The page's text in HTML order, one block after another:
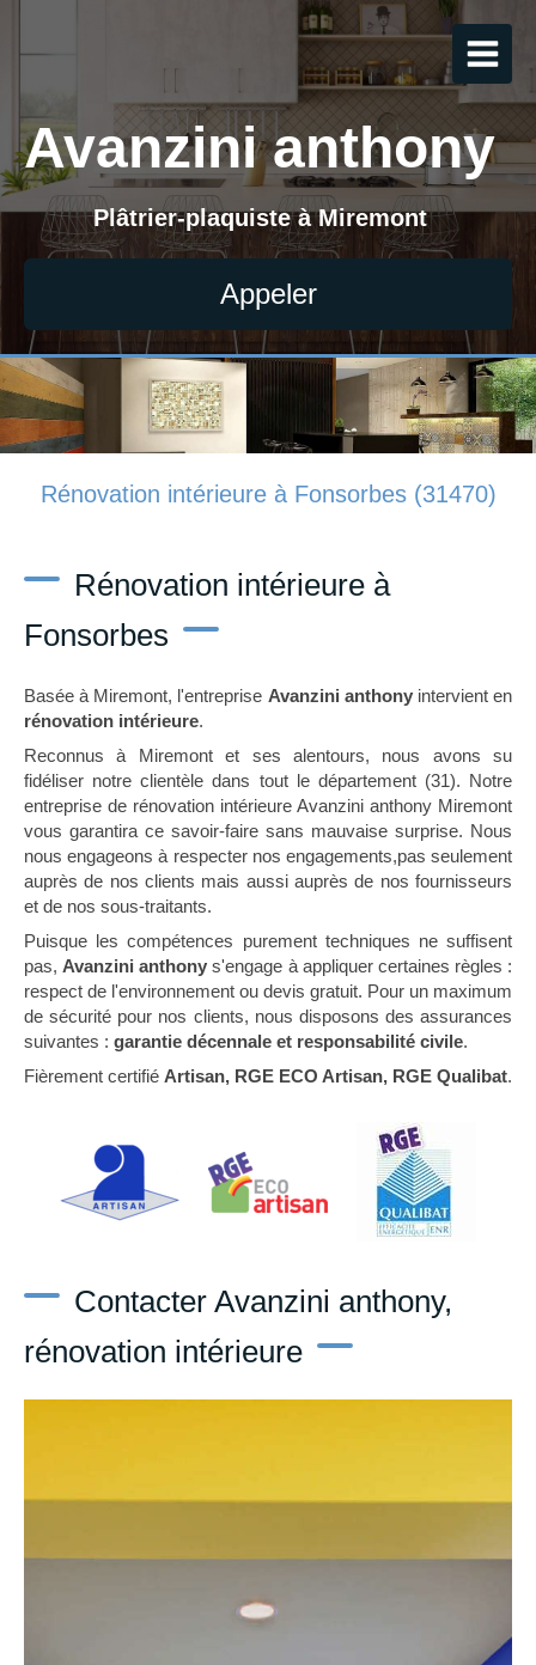
Avanzini anthony
Plâtrier-plaquiste à Miremont
Appeler
Rénovation intérieure à Fonsorbes (31470)
Rénovation intérieure à
Fonsorbes
Basée à Miremont, l'entreprise Avanzini anthonyintervient en
rénovation intérieure.
Reconnus à Miremont et ses alentours, nous avons su
fidéliser notre clientèle dans tout le département (31). Notre
entreprise de rénovation intérieure Avanzini anthony Miremont
vous garantira ce savoir-faire sans mauvaise surprise. Nous
nous engageons à respecter nos engagements,pas seulement
auprès de nos clients mais aussi auprès de nos fournisseurs
et de nos sous-traitants.
Puisque les compétences purement techniques ne suffisent
pas, Avanzini anthony s'engage à appliquer certaines règles :
respect de l'environnement ou devis gratuit. Pour un maximum
de sécurité pour nos clients, nous disposons des assurances
suivantes : garantie décennale et responsabilité civile.
Fièrement certifié Artisan, RGE ECO Artisan, RGE Qualibat.
Contacter Avanzini anthony,
rénovation intérieure